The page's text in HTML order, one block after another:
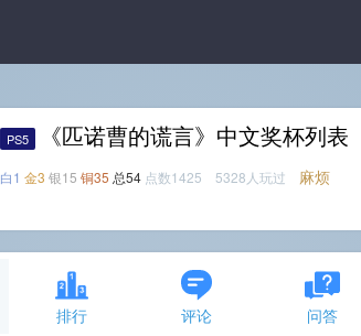
PS5 《匹诺曹的谎言》中文奖杯列表
白1 金3 银15 铜35 总54 点数1425 5328人玩过 麻烦
排行 评论 问答